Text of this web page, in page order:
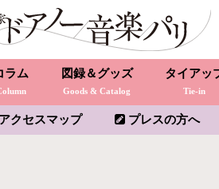
ラム 図録＆グッズ
Goods & Catalog
タイアッ
Tie-in
アクセスマップ プレスの方へ